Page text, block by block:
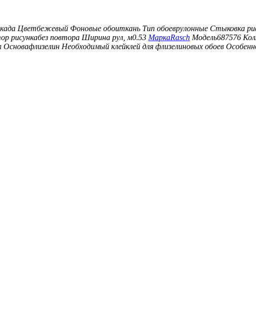
да Цветбежевый Фоновые обоиткань Тип обоеврулонные Стыковка
рисункабез повтора Ширина рул, м0.53 МаркаRasch Модель687576
Основафлизелин Необходимый клейклей для флизелиновых обоев